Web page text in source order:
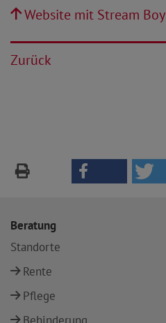
Website mit Stream
Zurück
Beratung
Standorte
Rente
Pflege